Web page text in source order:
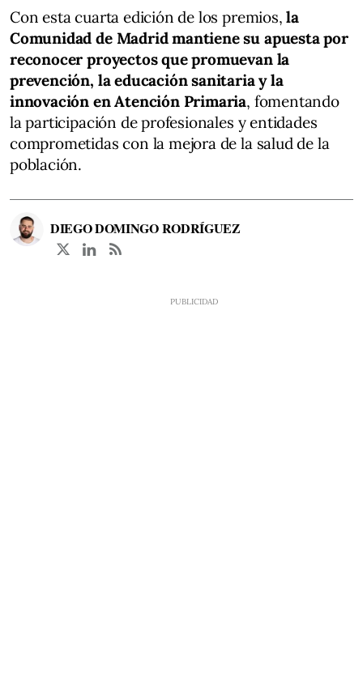
Con esta cuarta edición de los premios,la
Comunidad de Madrid mantiene su apuesta por
reconocer proyectos que promuevan la
prevención, la educación sanitaria y la
innovación en Atención Primaria, fomentando
la participación de profesionales y entidades
comprometidas con la mejora de la salud de la
población.
DIEGO DOMINGO RODRÍGUEZ